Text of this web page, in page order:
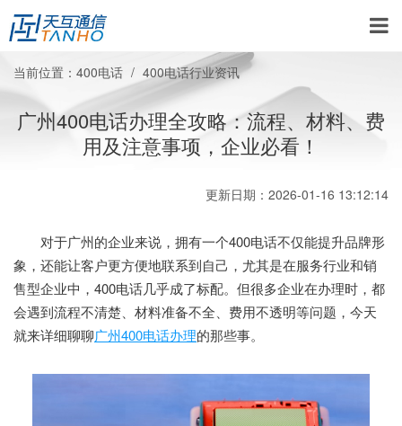
当前位置： 400电话 400电话行业资讯
广州400电话办理全攻略：流程、材料、费
用及注意事项，企业必看！
更新日期：2026-01-16 13:12:14
对于广州的企业来说，拥有一个400电话不仅能提升品牌形
象，还能让客户更方便地联系到自己，尤其是在服务行业和销
售型企业中，400电话几乎成了标配。但很多企业在办理时，都
会遇到流程不清楚、材料准备不全、费用不透明等问题，今天
就来详细聊聊广州400电话办理的那些事。